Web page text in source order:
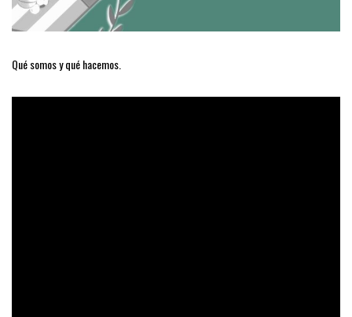
Qué somos y qué hacemos.